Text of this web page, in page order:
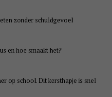
zonder schuldgevoel
en hoe smaakt het?
op school. Dit kersthapje is snel